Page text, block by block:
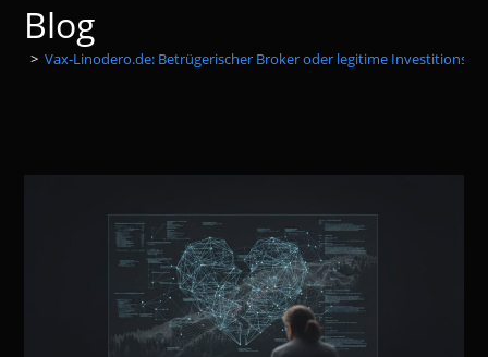
Blog
> Vax-Linodero.de: Betrügerischer Broker oder legitime